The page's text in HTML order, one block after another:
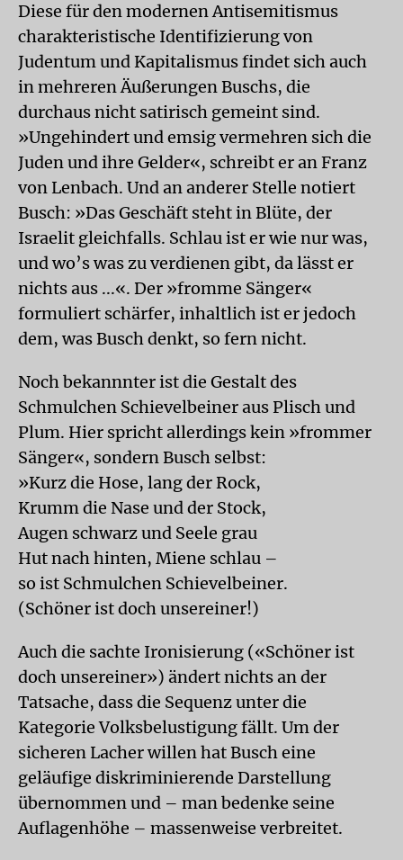
Diese für den modernen Antisemitismus
charakteristische Identifizierung von
Judentum und Kapitalismus findet sich auch
in mehreren Äußerungen Buschs, die
durchaus nicht satirisch gemeint sind.
»Ungehindert und emsig vermehren sich die
Juden und ihre Gelder«, schreibt er an Franz
von Lenbach. Und an anderer Stelle notiert
Busch: »Das Geschäft steht in Blüte, der
Israelit gleichfalls. Schlau ist er wie nur was,
und wo’s was zu verdienen gibt, da lässt er
nichts aus ...«. Der »fromme Sänger«
formuliert schärfer, inhaltlich ist er jedoch
dem, was Busch denkt, so fern nicht.
Noch bekannnter ist die Gestalt des
Schmulchen Schievelbeiner aus Plisch und
Plum. Hier spricht allerdings kein »frommer
Sänger«, sondern Busch selbst:
»Kurz die Hose, lang der Rock,
Krumm die Nase und der Stock,
Augen schwarz und Seele grau
Hut nach hinten, Miene schlau –
so ist Schmulchen Schievelbeiner.
(Schöner ist doch unsereiner!)
Auch die sachte Ironisierung («Schöner ist
doch unsereiner») ändert nichts an der
Tatsache, dass die Sequenz unter die
Kategorie Volksbelustigung fällt. Um der
sicheren Lacher willen hat Busch eine
geläufige diskriminierende Darstellung
übernommen und – man bedenke seine
Auflagenhöhe – massenweise verbreitet.